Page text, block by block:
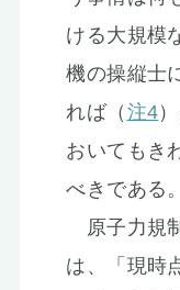
ける大規模
機の操縦士
れば（ 注4
おいてもき
べきである。
原子力規
は、「現時